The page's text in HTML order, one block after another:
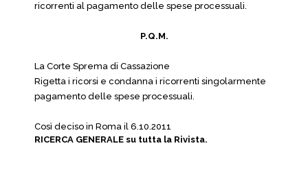
ricorrenti al pagamento delle spese processuali.
P.Q.M.
La Corte Sprema di Cassazione
Rigetta i ricorsi e condanna i ricorrenti singolarmente
pagamento delle spese processuali.
Così deciso in Roma il 6.10.2011
RICERCA GENERALE su tutta la Rivista.